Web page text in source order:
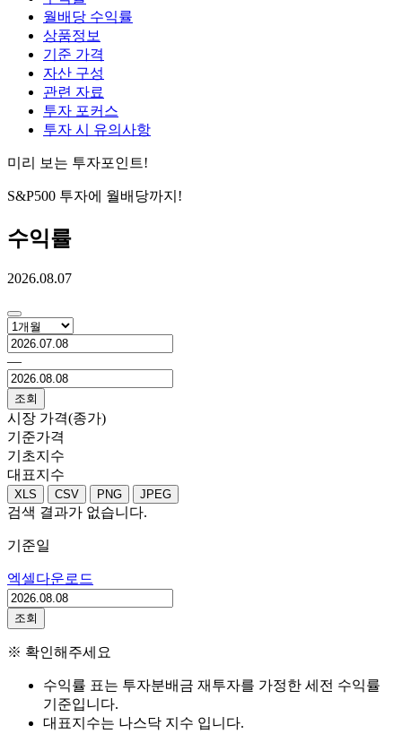
월배당 수익률
상품정보
기준 가격
자산 구성
관련 자료
투자 포커스
투자 시 유의사항
미리 보는 투자포인트!
S&P500 투자에 월배당까지!
수익률
2026.08.07
―
조회
시장 가격(종가)
기준가격
기초지수
대표지수
XLS CSV PNG JPEG
검색 결과가 없습니다.
기준일
엑셀다운로드
조회
※ 확인해주세요
수익률 표는 투자분배금 재투자를 가정한 세전 수익률
기준입니다.
대표지수는 나스닥 지수 입니다.